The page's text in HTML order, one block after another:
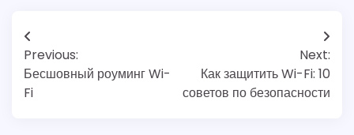
Post
navigation
Previous:
Бесшовный роуминг Wi-
Fi
Next:
Как защитить Wi-Fi: 10
советов по безопасности